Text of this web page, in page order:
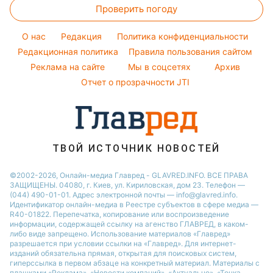
София Ротару
Ольга Сумская
Филипп Киркоров
Елена Зеленская
Все о шоу-бизнесе
Простые блюда
Легкие десерты
Напитки
Праздничное меню
Денежная помощь
Тарифы
Курс валют
Проверить погоду
O нас Редакция
Политика конфиденциальности
Редакционная политика
Правила пользования сайтом
Реклама на сайте
Мы в соцсетях
Архив
Отчет о прозрачности JTI
ТВОЙ ИСТОЧНИК НОВОСТЕЙ
©2002-2026, Онлайн-медиа Главред - GLAVRED.INFO. ВСЕ ПРАВА
ЗАЩИЩЕНЫ. 04080, г. Киев, ул. Кириловская, дом 23. Телефон —
(044) 490-01-01. Адрес электронной почты — info@glavred.info.
Идентификатор онлайн-медиа в Реестре cубъектов в сфере медиа —
R40-01822. Перепечатка, копирование или воспроизведение
информации, содержащей ссылку на агенство ГЛАВРЕД, в каком-
либо виде запрещено. Использование материалов «Главред»
разрешается при условии ссылки на «Главред». Для интернет-
изданий обязательна прямая, открытая для поисковых систем,
гиперссылка в первом абзаце на конкретный материал. Материалы с